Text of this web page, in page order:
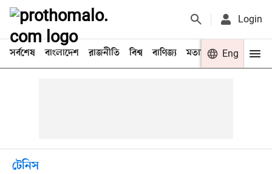
Login
সর্বশেষ বাংলাদেশ রাজনীতি বিশ্ব বাণিজ্য মতামত খেলা
Eng
টেনিস